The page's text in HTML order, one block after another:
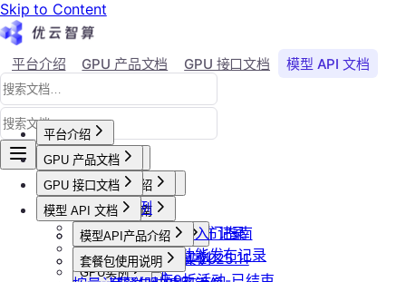
Skip to Content
平台介绍 GPU 产品文档 GPU 接口文档
模型 API 文档
Agent 社区
平台介绍
平台概述
平台介绍
加入社群
用户等级与推荐
会员等级
用户推荐
产品更新公告
GPU-新功能发布记录
模型API-新功能发布记录
活动及价格更新公告
双11夜间折扣-2025.11
GPU 产品文档
GPU产品介绍
功能概览
已上线卡型
可用区介绍
GPU操作指南
【新人必看】入门指南
镜像选择
创建实例
GPU抢占式实例
GPU抢占式实例
发布社区镜像
GPU 接口文档
API接口范例
CLI&Skills
常见错误码
GPU实例
模型 API 文档
模型API产品介绍
模型API服务
套餐包使用说明